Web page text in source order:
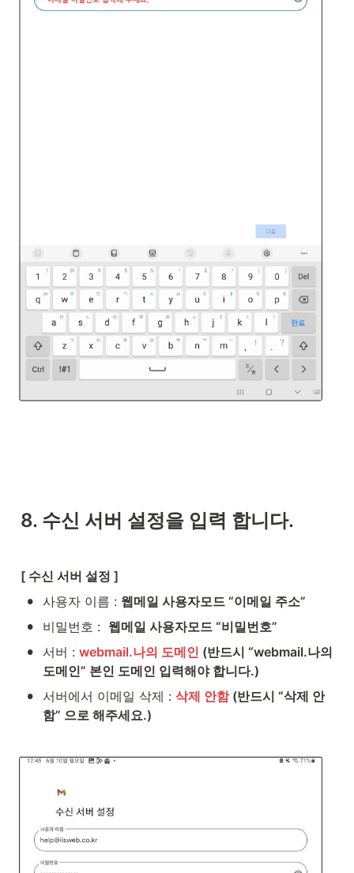
8. 수신 서버 설정을 입력 합니다.
[ 수신 서버 설정 ]
• 사용자 이름 : 웹메일 사용자모드 “이메일 주소”
• 비밀번호 : 웹메일 사용자모드 “비밀번호”
• 서버 : webmail.나의 도메인 (반드시 “webmail.나의
도메인” 본인 도메인 입력해야 합니다.)
• 서버에서 이메일 삭제 : 삭제 안함 (반드시 “삭제 안
함” 으로 해주세요.)